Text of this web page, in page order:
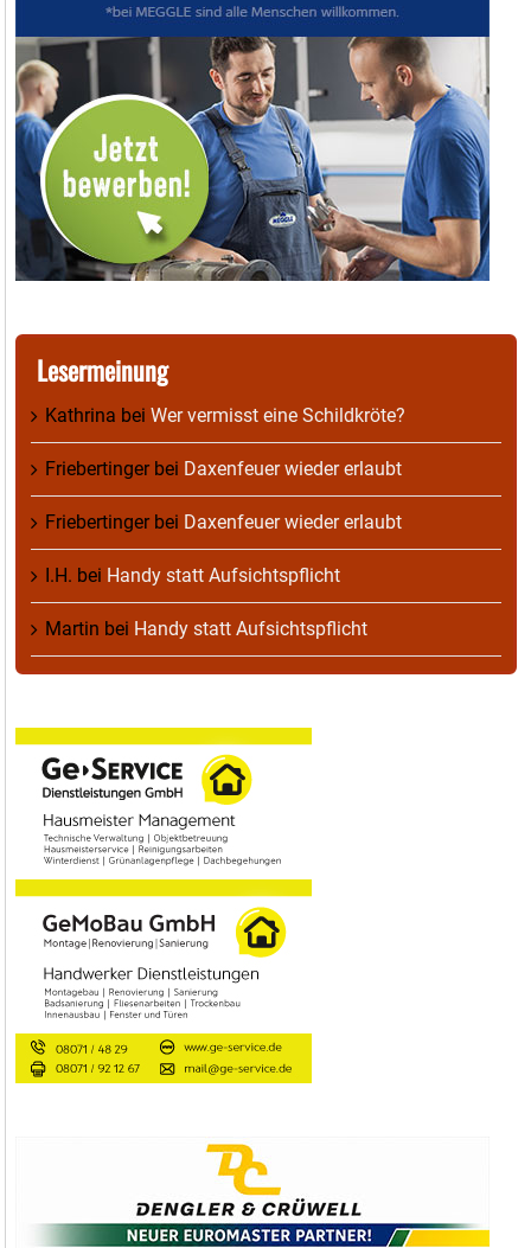
Lesermeinung
Kathrina bei Wer vermisst eine Schildkröte?
Friebertingerbei Daxenfeuer wieder erlaubt
Friebertingerbei Daxenfeuer wieder erlaubt
I.H. bei Handy statt Aufsichtspflicht
Martin bei Handy statt Aufsichtspflicht